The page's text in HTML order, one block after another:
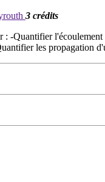
3 crédits
: -Quantifier
les propagation